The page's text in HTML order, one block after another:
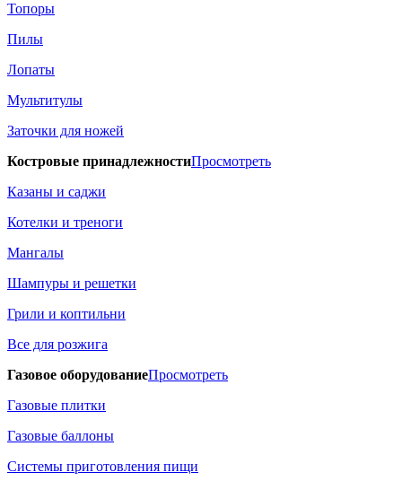
Топоры
Пилы
Лопаты
Мультитулы
Заточки для ножей
Костровые принадлежностиПросмотреть
Казаны и саджи
Котелки и треноги
Мангалы
Шампуры и решетки
Грили и коптильни
Все для розжига
Газовое оборудованиеПросмотреть
Газовые плитки
Газовые баллоны
Системы приготовления пищи